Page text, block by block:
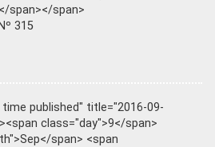
span></span>
315
published" title="2016-09-
class="day">9</span>
span> <span